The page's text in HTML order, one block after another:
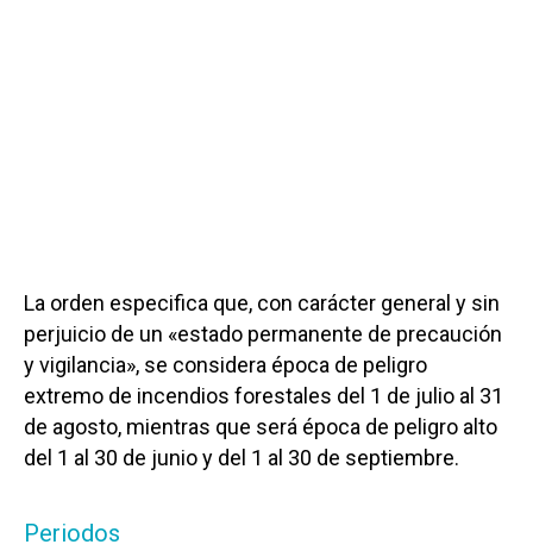
La orden especifica que, con carácter general y sin
perjuicio de un «estado permanente de precaución
y vigilancia», se considera época de peligro
extremo de incendios forestales del 1 de julio al 31
de agosto, mientras que será época de peligro alto
del 1 al 30 de junio y del 1 al 30 de septiembre.
Periodos